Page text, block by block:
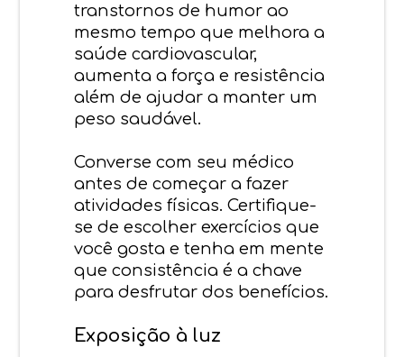
transtornos de humor ao
mesmo tempo que melhora a
saúde cardiovascular,
aumenta a força e resistência
além de ajudar a manter um
peso saudável.
Converse com seu médico
antes de começar a fazer
atividades físicas. Certifique-
se de escolher exercícios que
você gosta e tenha em mente
que consistência é a chave
para desfrutar dos benefícios.
Exposição à luz